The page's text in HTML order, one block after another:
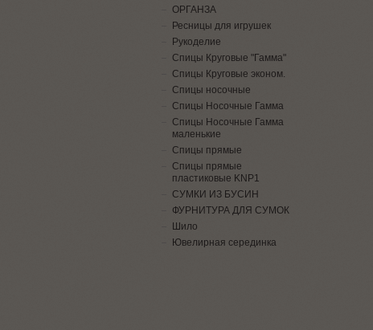
ОРГАНЗА
Ресницы для игрушек
Рукоделие
Спицы Круговые "Гамма"
Спицы Круговые эконом.
Спицы носочные
Спицы Носочные Гамма
Спицы Носочные Гамма
маленькие
Спицы прямые
Спицы прямые
пластиковые KNP1
СУМКИ ИЗ БУСИН
ФУРНИТУРА ДЛЯ СУМОК
Шило
Ювелирная серединка